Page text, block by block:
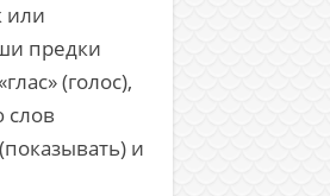
или
предки
(голос),
слов
и